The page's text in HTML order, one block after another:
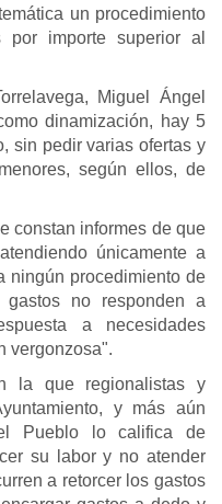
un procedimiento
por importe superior al
Miguel Ángel
dinamización, hay 5
sin pedir varias ofertas y
según ellos, de
constan informes de que
únicamente a
ningún procedimiento de
gastos no responden a
a necesidades
vergonzosa".
la que regionalistas y
y más aún
Pueblo lo califica de
su labor y no atender
a retorcer los gastos